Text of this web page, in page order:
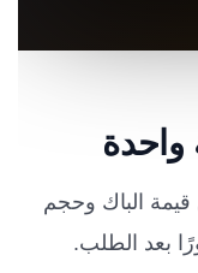
واحدة
الباك وحجم
بعد الطلب.